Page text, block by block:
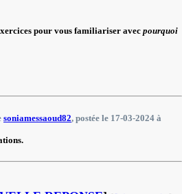
pour vous familiariser avec pourquoi
soniamessaoud82, postée le 17-03-2024 à